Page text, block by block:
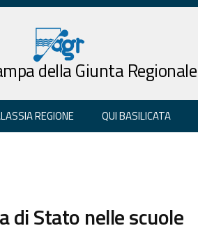
della Giunta Regionale
REGIONE QUI BASILICATA
di Stato nelle scuole